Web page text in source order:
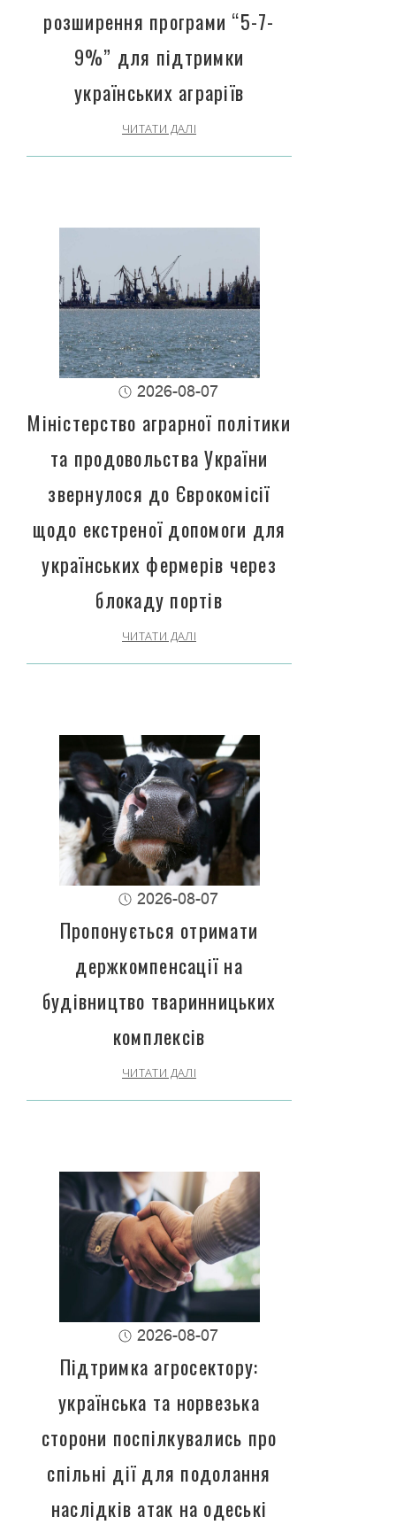
розширення програми “5-7-
9%” для підтримки
українських аграріїв
ЧИТАТИ ДАЛІ
2026-08-07
Міністерство аграрної політики
та продовольства України
звернулося до Єврокомісії
щодо екстреної допомоги для
українських фермерів через
блокаду портів
ЧИТАТИ ДАЛІ
2026-08-07
Пропонується отримати
держкомпенсації на
будівництво тваринницьких
комплексів
ЧИТАТИ ДАЛІ
2026-08-07
Підтримка агросектору:
українська та норвезька
сторони поспілкувались про
спільні дії для подолання
наслідків атак на одеські